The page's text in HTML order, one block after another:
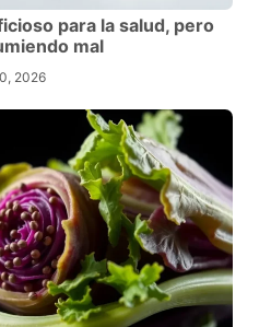
para la salud, pero
mal
2026